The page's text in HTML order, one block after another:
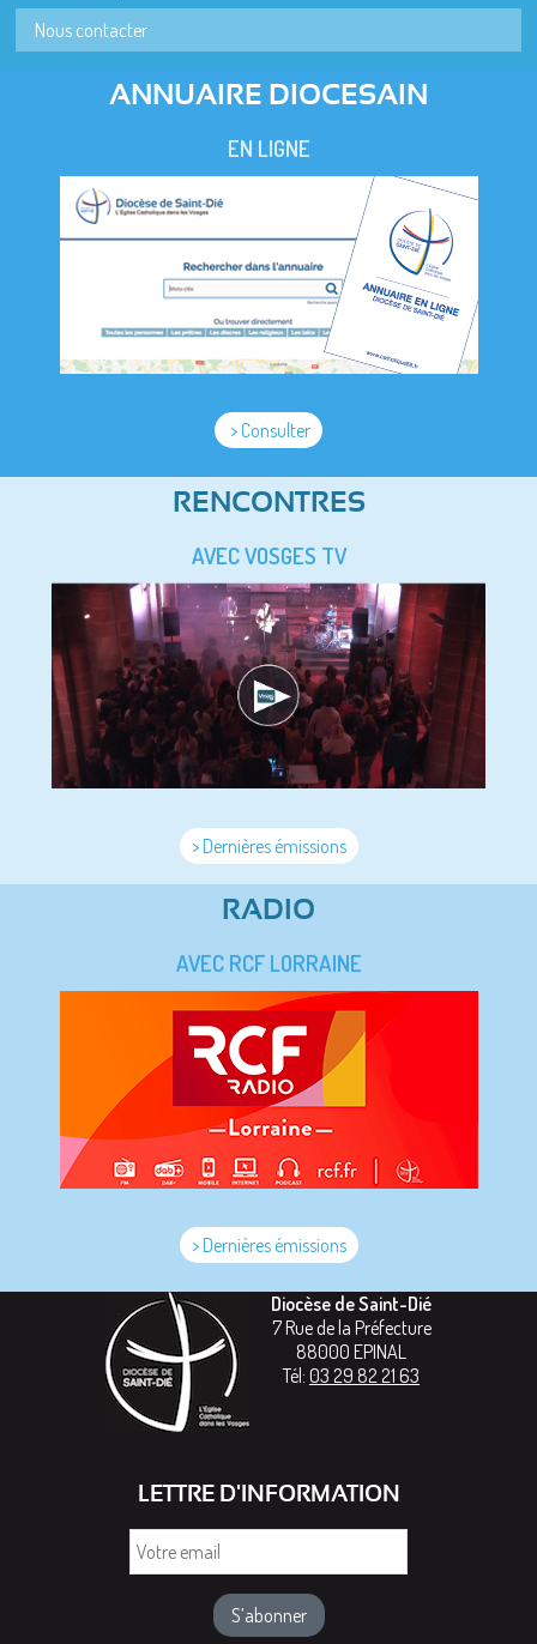
Nous contacter
ANNUAIRE DIOCESAIN
EN LIGNE
> Consulter
RENCONTRES
AVEC VOSGES TV
> Dernières émissions
RADIO
AVEC RCF LORRAINE
> Dernières émissions
Diocèse de Saint-Dié
7 Rue de la Préfecture
88000 EPINAL
Tél: 03 29 82 21 63
LETTRE D'INFORMATION